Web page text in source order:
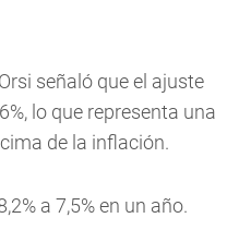
señaló que el ajuste
lo que representa una
de la inflación.
a 7,5% en un año.